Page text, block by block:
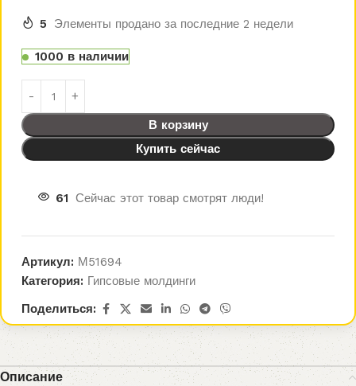
5 Элементы продано за последние 2 недели
1000 в наличии
В корзину
Купить сейчас
61 Сейчас этот товар смотрят люди!
Артикул: М51694
Категория: Гипсовые молдинги
Поделиться:
Описание